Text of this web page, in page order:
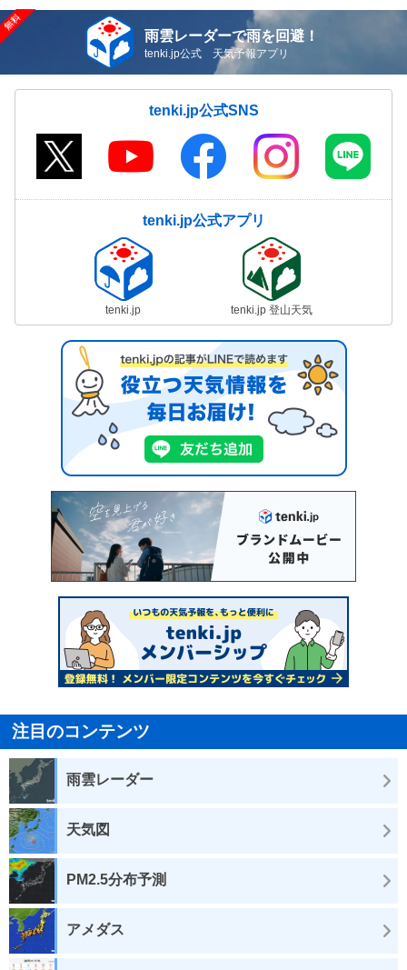
雨雲レーダーで雨を回避！
tenki.jp公式 天気予報アプリ
tenki.jp公式SNS
tenki.jp公式アプリ
tenki.jp tenki.jp 登山天気
注目のコンテンツ
雨雲レーダー
天気図
PM2.5分布予測
アメダス